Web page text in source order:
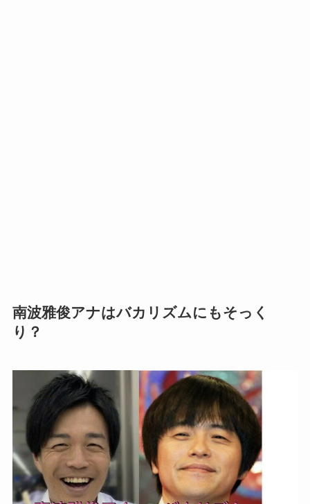
南波雅俊アナはバカリズムにもそっく
り？